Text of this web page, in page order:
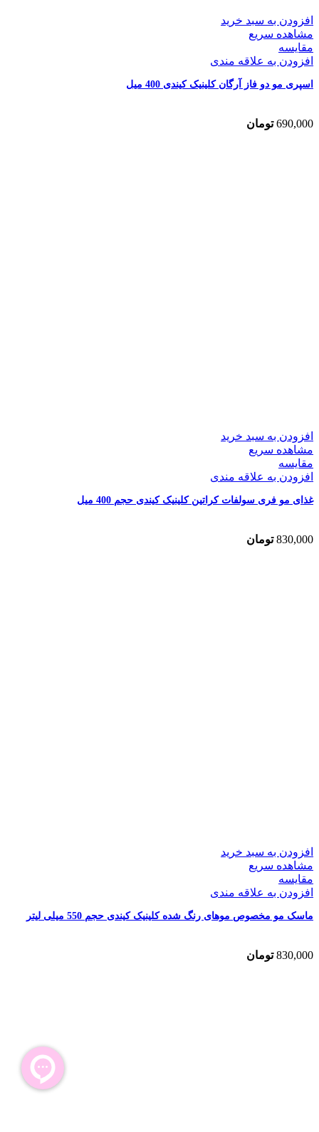
افزودن به سبد خرید
مشاهده سریع
مقایسه
افزودن به علاقه مندی
اسپری مو دو فاز آرگان کلینیک کیندی 400 میل
690,000 تومان
افزودن به سبد خرید
مشاهده سریع
مقایسه
افزودن به علاقه مندی
غذای مو فری سولفات کراتین کلینیک کیندی حجم 400 میل
830,000 تومان
افزودن به سبد خرید
مشاهده سریع
مقایسه
افزودن به علاقه مندی
ماسک مو مخصوص موهای رنگ شده کلینیک کیندی حجم 550 میلی لیتر
830,000 تومان